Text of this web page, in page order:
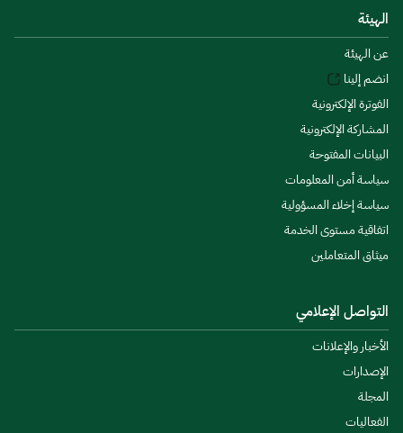
الهيئة
عن الهيئة
انضم إلينا
الفوترة الإلكترونية
المشاركة الإلكترونية
البيانات المفتوحة
سياسة أمن المعلومات
سياسة إخلاء المسؤولية
اتفاقية مستوى الخدمة
ميثاق المتعاملين
التواصل الإعلامي
الأخبار والإعلانات
الإصدارات
المجلة
الفعاليات